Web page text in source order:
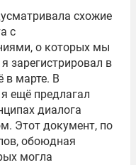
схожие
с
о которых мы
зарегистрировал в
в марте. В
ещё предлагал
диалога
Этот документ, по
обоюдная
могла